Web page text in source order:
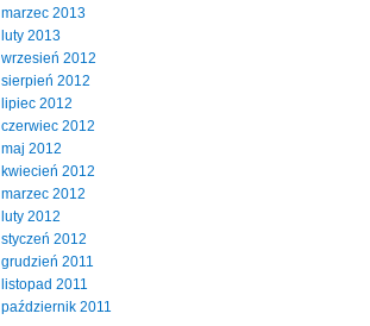
marzec 2013
luty 2013
wrzesień 2012
sierpień 2012
lipiec 2012
czerwiec 2012
maj 2012
kwiecień 2012
marzec 2012
luty 2012
styczeń 2012
grudzień 2011
listopad 2011
październik 2011